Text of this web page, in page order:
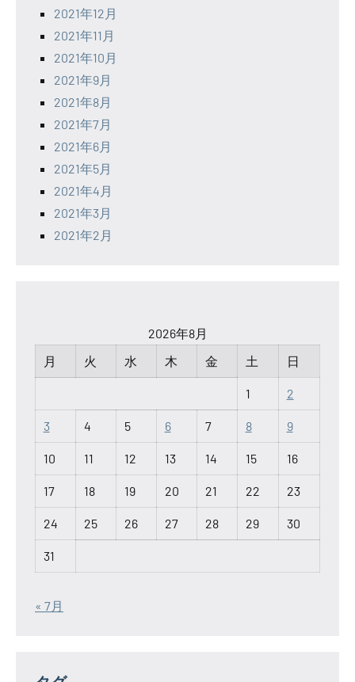
2021年12月
2021年11月
2021年10月
2021年9月
2021年8月
2021年7月
2021年6月
2021年5月
2021年4月
2021年3月
2021年2月
2026年8月
月
火 水 木 金 土 日
1 2
3 4 5 6 7 8 9
10 11 12 13 14 15 16
17 18 19 20 21 22 23
24 25 26 27 28 29 30
31
« 7月